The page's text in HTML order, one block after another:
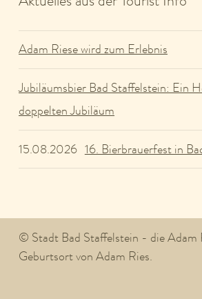
Adam Riese wird zum Erlebnis
Jubiläumsbier Bad Staffelstein: Ein
doppelten Jubiläum
15.08.2026 16. Bierbrauerfest in
© Stadt Bad Staffelstein - die Adam
Geburtsort von Adam Ries.